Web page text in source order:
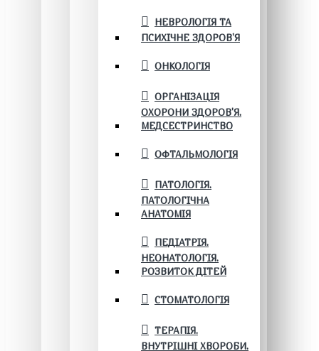
НЕВРОЛОГІЯ ТА
ПСИХІЧНЕ ЗДОРОВ’Я
ОНКОЛОГІЯ
ОРГАНІЗАЦІЯ
ОХОРОНИ ЗДОРОВ'Я.
МЕДСЕСТРИНСТВО
ОФТАЛЬМОЛОГІЯ
ПАТОЛОГІЯ.
ПАТОЛОГІЧНА
АНАТОМІЯ
ПЕДІАТРІЯ.
НЕОНАТОЛОГІЯ.
РОЗВИТОК ДІТЕЙ
СТОМАТОЛОГІЯ
ТЕРАПІЯ.
ВНУТРІШНІ ХВОРОБИ.